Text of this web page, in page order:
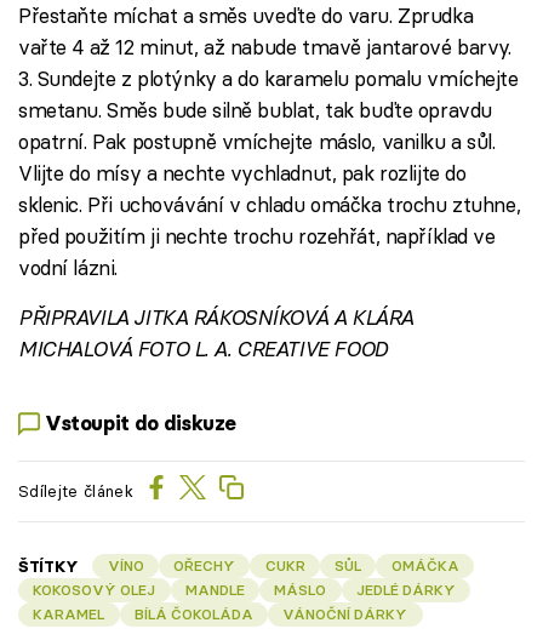
Přestaňte míchat a směs uveďte do varu. Zprudka
vařte 4 až 12 minut, až nabude tmavě jantarové barvy.
3. Sundejte z plotýnky a do karamelu pomalu vmíchejte
smetanu. Směs bude silně bublat, tak buďte opravdu
opatrní. Pak postupně vmíchejte máslo, vanilku a sůl.
Vlijte do mísy a nechte vychladnut, pak rozlijte do
sklenic. Při uchovávání v chladu omáčka trochu ztuhne,
před použitím ji nechte trochu rozehřát, například ve
vodní lázni.
PŘIPRAVILA JITKA RÁKOSNÍKOVÁ A KLÁRA
MICHALOVÁ FOTO L. A. CREATIVE FOOD
Vstoupit do diskuze
Sdílejte článek
ŠTÍTKY VÍNO OŘECHY CUKR SŮL
OMÁČKA
KOKOSOVÝ OLEJ
MANDLE MÁSLO
JEDLÉ DÁRKY
KARAMEL
BÍLÁ ČOKOLÁDA VÁNOČNÍ DÁRKY